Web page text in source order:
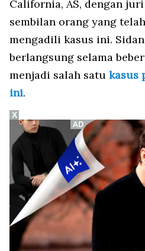
California, AS, dengan
sembilan orang yang
mengadili kasus ini.
berlangsung selama
menjadi salah satu kasus
ini.
X